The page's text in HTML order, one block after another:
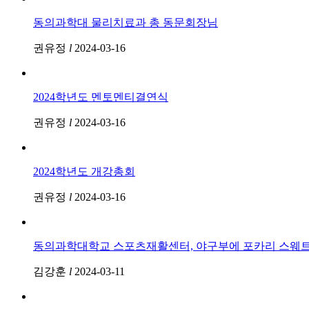
동의과학대 물리치료과 총 동문회장님
권유정 l 2024-03-16
2024학년도 멘토멘티결연식
권유정 l 2024-03-16
2024학년도 개강총회
권유정 l 2024-03-16
동의과학대학교 스포츠재활센터, 야구부에 포카리 스웨
김강훈 l 2024-03-11